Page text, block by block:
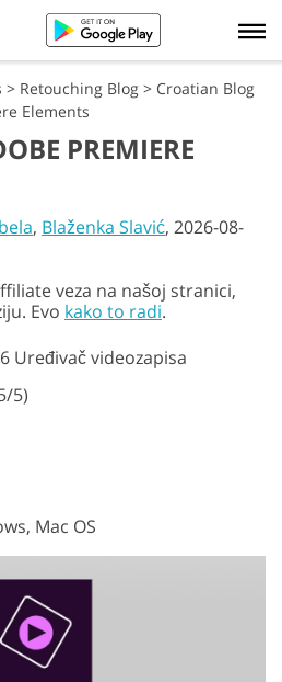
> Retouching Blog > Croatian Blog
Elements
PREMIERE
, Blaženka Slavić, 2026-08-
veza na našoj stranici,
Evo kako to radi.
Uređivač videozapisa
5)
Mac OS